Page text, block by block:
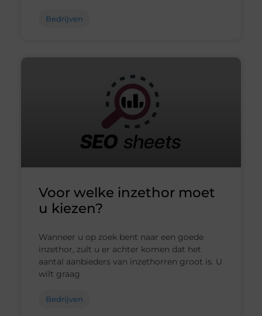
Bedrijven
Voor welke inzethor moet
u kiezen?
Wanneer u op zoek bent naar een goede
inzethor, zult u er achter komen dat het
aantal aanbieders van inzethorren groot is. U
wilt graag
Bedrijven